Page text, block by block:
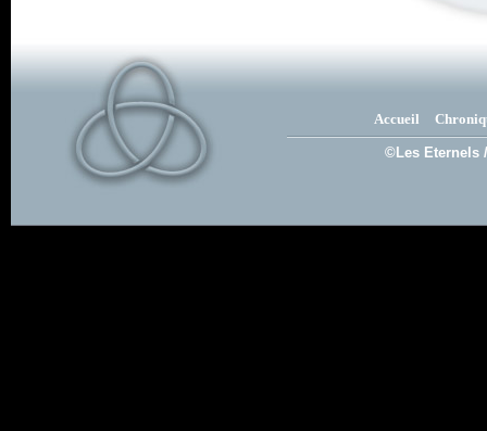
Accueil
©Les Eternels